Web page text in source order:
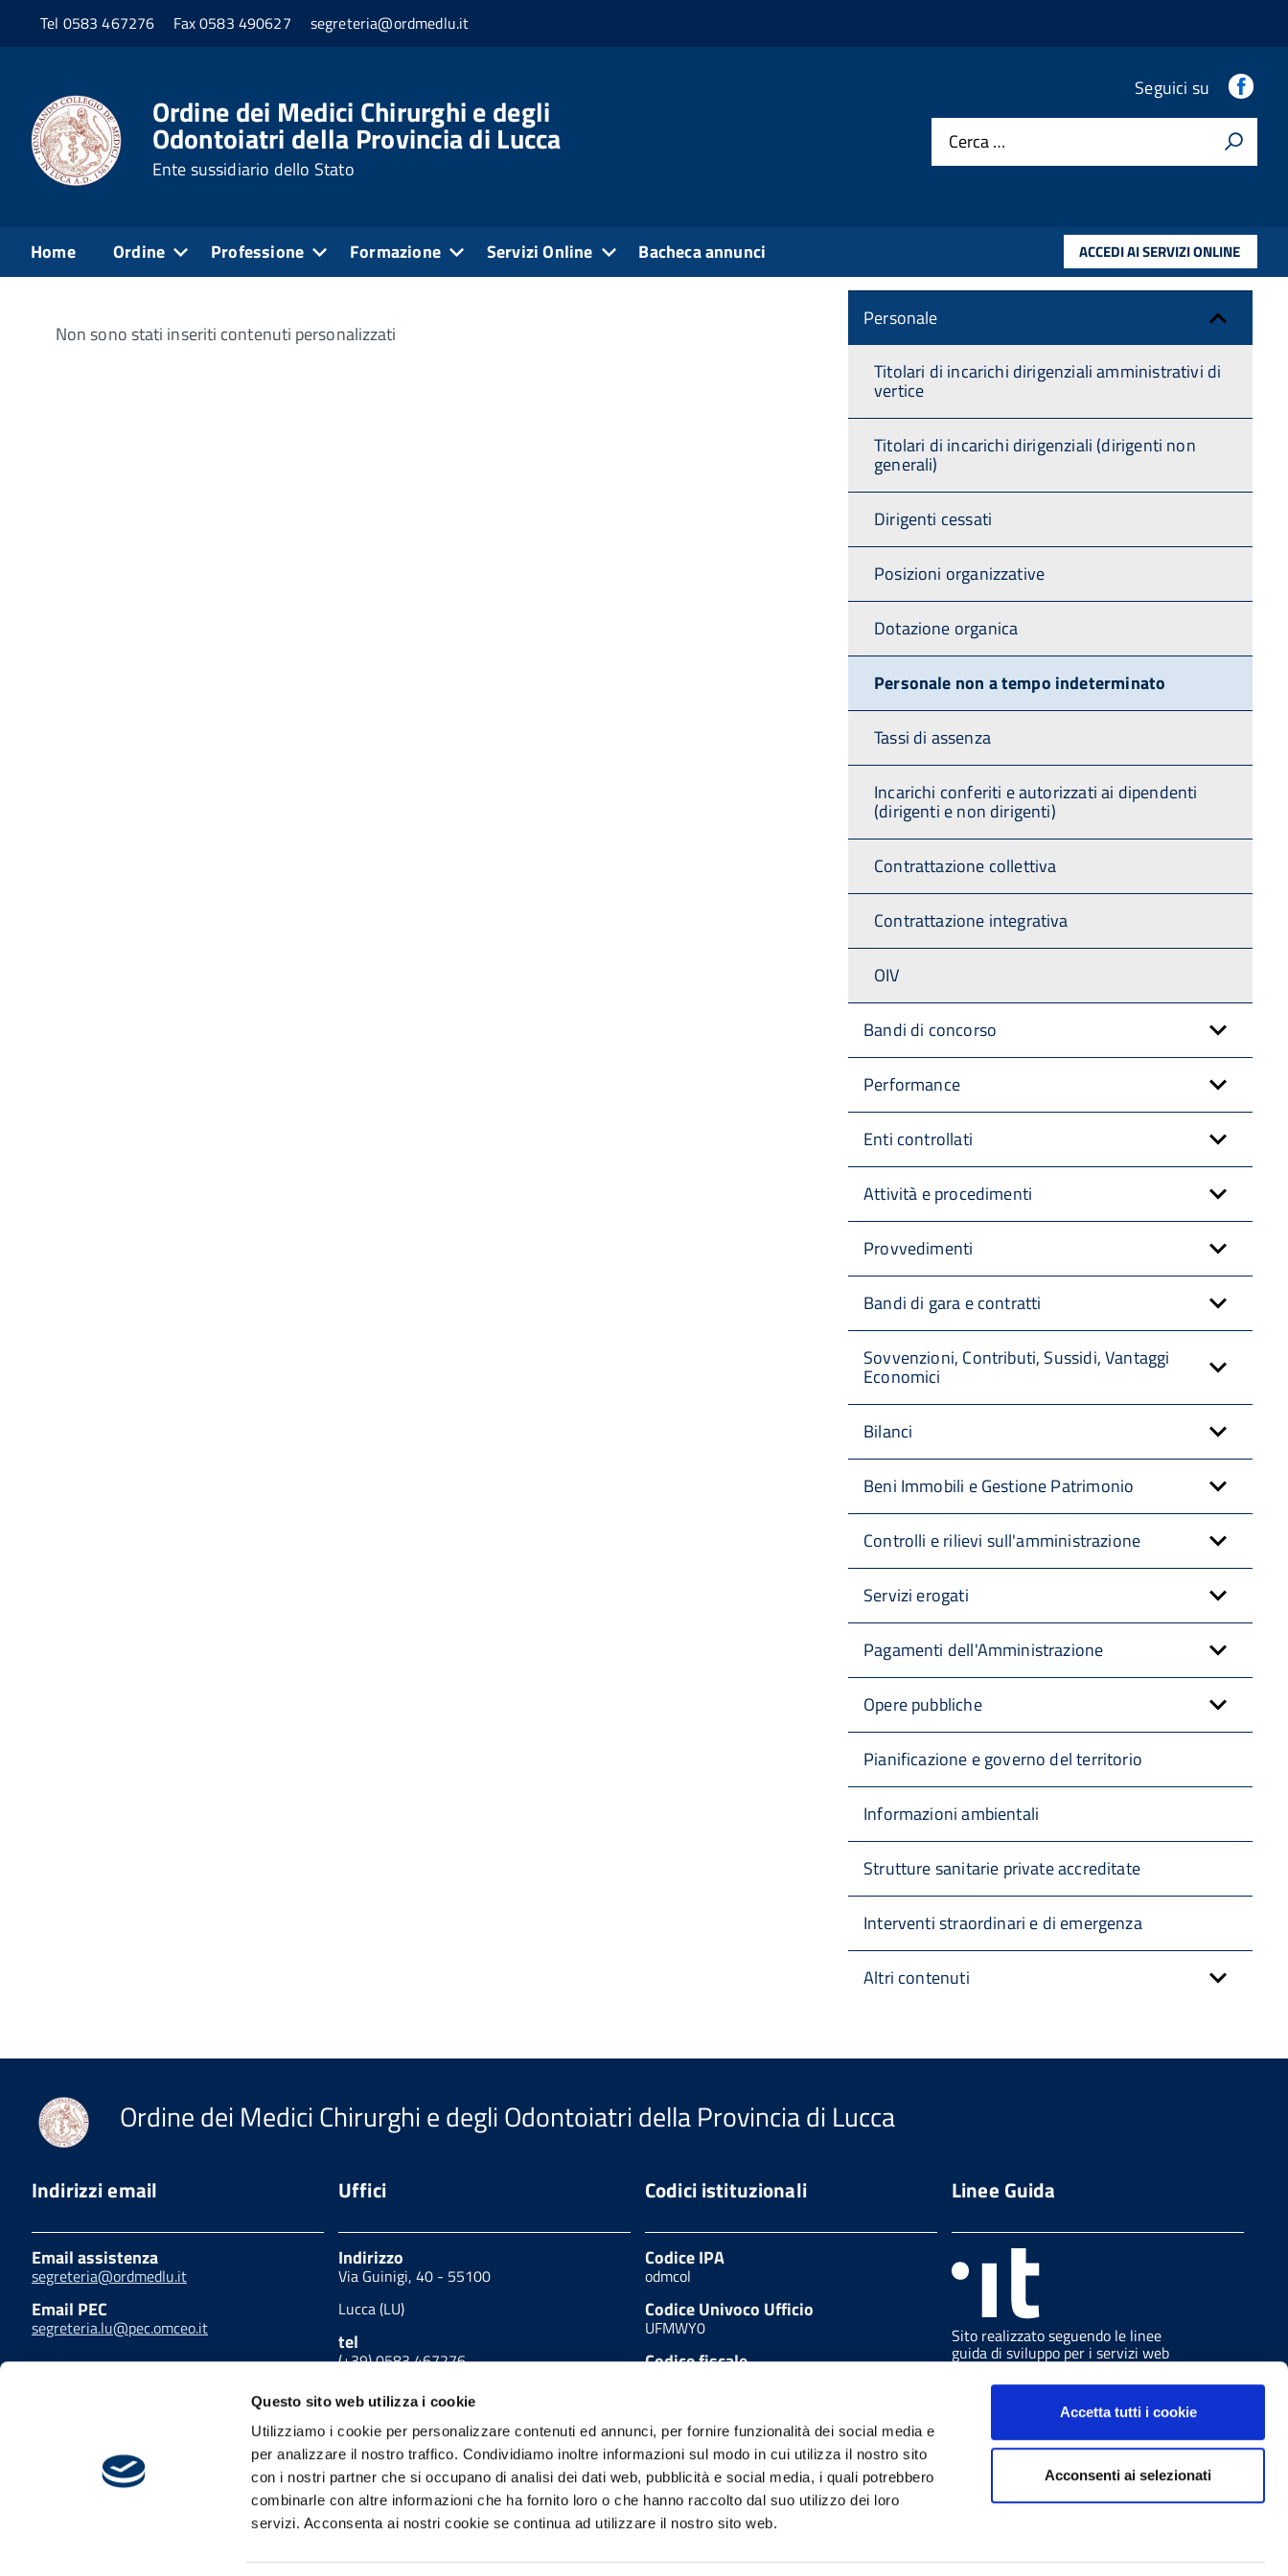
Questo sito web utilizza i cookie
Utilizziamo i cookie per personalizzare contenuti ed annunci, per fornire funzionalità dei social media e
per analizzare il nostro traffico. Condividiamo inoltre informazioni sul modo in cui utilizza il nostro sito
con i nostri partner che si occupano di analisi dei dati web, pubblicità e social media, i quali potrebbero
combinarle con altre informazioni che ha fornito loro o che hanno raccolto dal suo utilizzo dei loro
servizi. Acconsenta ai nostri cookie se continua ad utilizzare il nostro sito web.
Accetta tutti i cookie
Acconsenti ai selezionati
Tel 0583 467276 Fax 0583 490627 segreteria@ordmedlu.it
Ordine dei Medici Chirurghi e degli
Odontoiatri della Provincia di Lucca
Ente sussidiario dello Stato
Seguici su
Cerca …
Home Ordine Professione Formazione Servizi Online Bacheca annunci ACCEDI AI SERVIZI ONLINE
Home Personale Personale non a tempo indeterminato
Personale non a tempo indeterminato
Normativa di riferimento
Non sono stati inseriti contenuti personalizzati
Amministrazione trasparente
Disposizioni Generali
Personale
Titolari di incarichi dirigenziali amministrativi di
vertice
Titolari di incarichi dirigenziali (dirigenti non
generali)
Dirigenti cessati
Posizioni organizzative
Dotazione organica
Personale non a tempo indeterminato
Tassi di assenza
Incarichi conferiti e autorizzati ai dipendenti
(dirigenti e non dirigenti)
Contrattazione collettiva
Contrattazione integrativa
OIV
Bandi di concorso
Performance
Enti controllati
Attività e procedimenti
Provvedimenti
Bandi di gara e contratti
Sovvenzioni, Contributi, Sussidi, Vantaggi
Economici
Bilanci
Beni Immobili e Gestione Patrimonio
Controlli e rilievi sull'amministrazione
Servizi erogati
Pagamenti dell'Amministrazione
Opere pubbliche
Pianificazione e governo del territorio
Informazioni ambientali
Strutture sanitarie private accreditate
Interventi straordinari e di emergenza
Altri contenuti
Ordine dei Medici Chirurghi e degli Odontoiatri della Provincia di Lucca
Indirizzi email
Email assistenza
segreteria@ordmedlu.it
Email PEC
segreteria.lu@pec.omceo.it
Uffici
Indirizzo
Via Guinigi, 40 - 55100
Lucca (LU)
tel
(+39) 0583 467276
fax
(+39) 0583 490627
Codici istituzionali
Codice IPA
odmcol
Codice Univoco Ufficio
UFMWY0
Codice fiscale
Linee Guida
Sito realizzato seguendo le linee
guida di sviluppo per i servizi web
delle PA pubblicate da AGID in
collaborazione con il TEAM PER LA
TRASFORMAZIONE DIGITALE.
Cookies policy Link utili Amministrazione trasparente Feedback accessibilità Note legali W3C Css
Mappa del sito